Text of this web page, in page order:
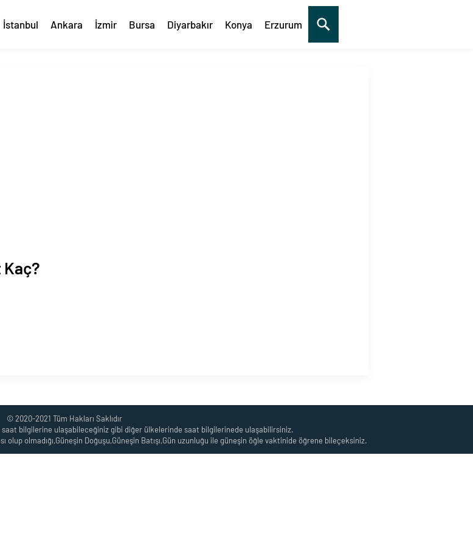
İstanbul Ankara İzmir Bursa Diyarbakır Konya Erzurum
Kaç?
© 2020-2021 Tüm Hakları Saklıdır
bilgilerine ulaşabileceğiniz gibi diğer ülkelerinde saat bilgilerinede ulaşabilirsiniz.
olmadığı,Güneşin Doğuşu,Güneşin Batışı,Gün uzunluğu ile güneşin öğle vaktinide öğrene bileçeksiniz.